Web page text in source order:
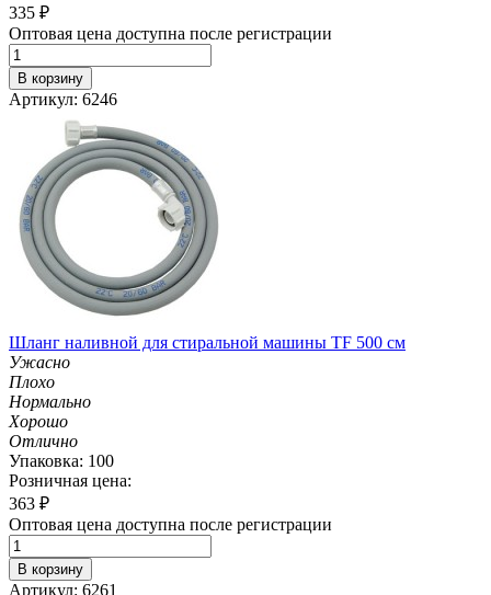
335 ₽
Оптовая цена доступна после регистрации
В корзину
Артикул: 6246
Шланг наливной для стиральной машины TF 500 см
Ужасно
Плохо
Нормально
Хорошо
Отлично
Упаковка: 100
Розничная цена:
363 ₽
Оптовая цена доступна после регистрации
В корзину
Артикул: 6261